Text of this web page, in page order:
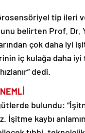
tip ileri
belirten Prof. Dr.
çok daha iyi
iç kulağa daha iyi
dedi.
bulundu:
İşitme kaybı